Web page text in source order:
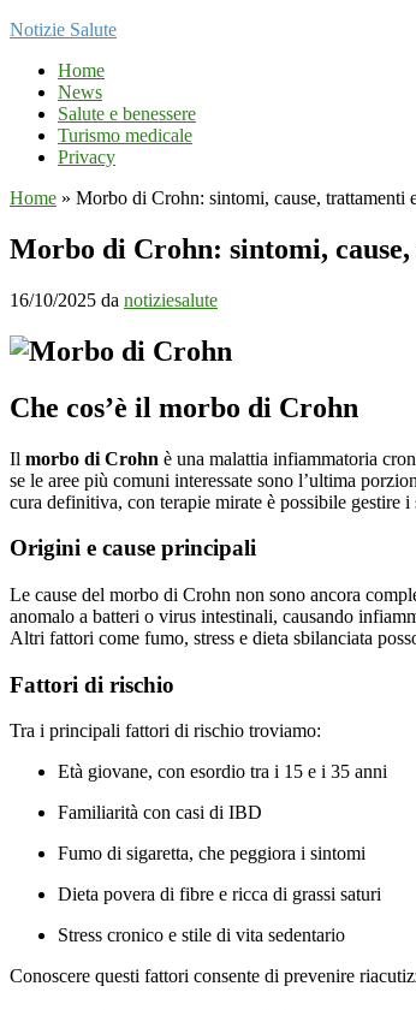
Notizie Salute
Home
News
Salute e benessere
Turismo medicale
Privacy
Home » Morbo di Crohn: sintomi, cause, trattamenti
Morbo di Crohn: sintomi,
16/10/2025 da notiziesalute
Che cos’è il morbo di Crohn
Il morbo di Crohn è una malattia infiammatoria
se le aree più comuni interessate sono l’ultima
cura definitiva, con terapie mirate è possibile gestire
Origini e cause principali
Le cause del morbo di Crohn non sono ancora
anomalo a batteri o virus intestinali, causando
Altri fattori come fumo, stress e dieta sbilanciata
Fattori di rischio
Tra i principali fattori di rischio troviamo:
Età giovane, con esordio tra i 15 e i 35 anni
Familiarità con casi di IBD
Fumo di sigaretta, che peggiora i sintomi
Dieta povera di fibre e ricca di grassi saturi
Stress cronico e stile di vita sedentario
Conoscere questi fattori consente di prevenire